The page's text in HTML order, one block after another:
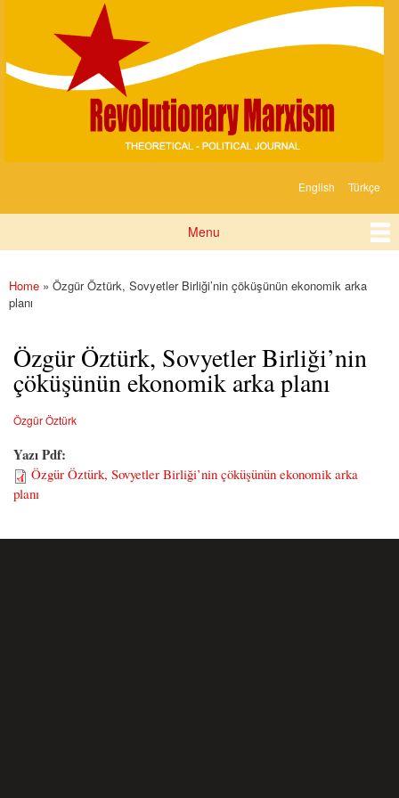
content
Marksizm
English Türkçe
Menu
You are here
Home » Özgür Öztürk, Sovyetler Birliği’nin çöküşünün ekonomik arka
planı
Özgür Öztürk, Sovyetler Birliği’nin
çöküşünün ekonomik arka planı
Özgür Öztürk
Yazı Pdf:
Özgür Öztürk, Sovyetler Birliği’nin çöküşünün ekonomik arka
planı